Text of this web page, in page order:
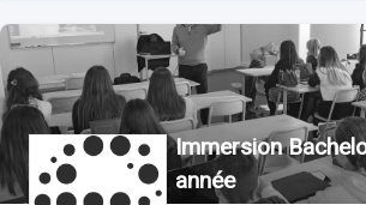
Immersion
année